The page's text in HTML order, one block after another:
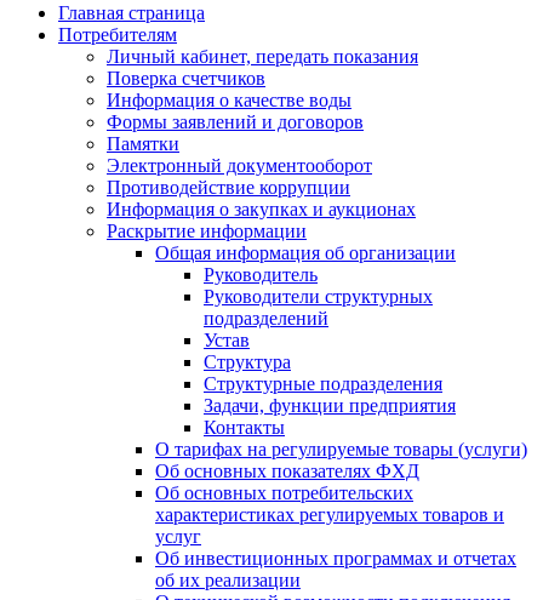
Главная страница
Потребителям
Личный кабинет, передать показания
Поверка счетчиков
Информация о качестве воды
Формы заявлений и договоров
Памятки
Электронный документооборот
Противодействие коррупции
Информация о закупках и аукционах
Раскрытие информации
Общая информация об организации
Руководитель
Руководители структурных
подразделений
Устав
Структура
Структурные подразделения
Задачи, функции предприятия
Контакты
О тарифах на регулируемые товары (услуги)
Об основных показателях ФХД
Об основных потребительских
характеристиках регулируемых товаров и
услуг
Об инвестиционных программах и отчетах
об их реализации